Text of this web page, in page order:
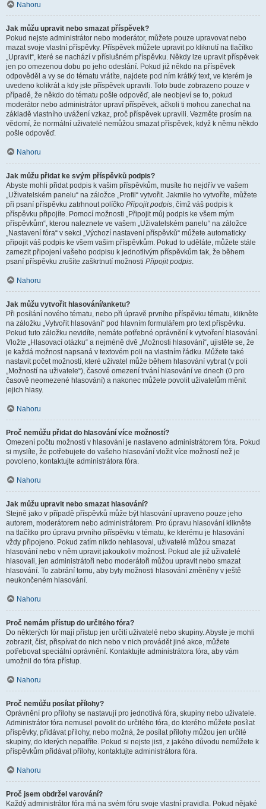
Nahoru
Jak můžu upravit nebo smazat příspěvek?
Pokud nejste administrátor nebo moderátor, můžete pouze upravovat nebo
mazat svoje vlastní příspěvky. Příspěvek můžete upravit po kliknutí na tlačítko
„Upravit“, které se nachází v příslušném příspěvku. Někdy lze upravit příspěvek
jen po omezenou dobu po jeho odeslání. Pokud již někdo na příspěvek
odpověděl a vy se do tématu vrátíte, najdete pod ním krátký text, ve kterém je
uvedeno kolikrát a kdy jste příspěvek upravili. Toto bude zobrazeno pouze v
případě, že někdo do tématu pošle odpověď, ale neobjeví se to, pokud
moderátor nebo administrátor upraví příspěvek, ačkoli ti mohou zanechat na
základě vlastního uvážení vzkaz, proč příspěvek upravili. Vezměte prosím na
vědomí, že normální uživatelé nemůžou smazat příspěvek, když k němu někdo
pošle odpověď.
Nahoru
Jak můžu přidat ke svým příspěvků podpis?
Abyste mohli přidat podpis k vašim příspěvkům, musíte ho nejdřív ve vašem
„Uživatelském panelu“ na záložce „Profil“ vytvořit. Jakmile ho vytvoříte, můžete
při psaní příspěvku zatrhnout políčko Připojit podpis, čímž váš podpis k
příspěvku připojíte. Pomocí možnosti „Připojit můj podpis ke všem mým
příspěvkům“, kterou naleznete ve vašem „Uživatelském panelu“ na záložce
„Nastavení fóra“ v sekci „Výchozí nastavení příspěvků“ můžete automaticky
připojit váš podpis ke všem vašim příspěvkům. Pokud to uděláte, můžete stále
zamezit připojení vašeho podpisu k jednotlivým příspěvkům tak, že během
psaní příspěvku zrušíte zaškrtnutí možnosti Připojit podpis.
Nahoru
Jak můžu vytvořit hlasování/anketu?
Při posílání nového tématu, nebo při úpravě prvního příspěvku tématu, klikněte
na záložku „Vytvořit hlasování“ pod hlavním formulářem pro text příspěvku.
Pokud tuto záložku nevidíte, nemáte potřebné oprávnění k vytvoření hlasování.
Vložte „Hlasovací otázku“ a nejméně dvě „Možnosti hlasování“, ujistěte se, že
je každá možnost napsaná v textovém poli na vlastním řádku. Můžete také
nastavit počet možností, které uživatel může během hlasování vybrat (v poli
„Možností na uživatele“), časové omezení trvání hlasování ve dnech (0 pro
časově neomezené hlasování) a nakonec můžete povolit uživatelům měnit
jejich hlasy.
Nahoru
Proč nemůžu přidat do hlasování více možností?
Omezení počtu možností v hlasování je nastaveno administrátorem fóra. Pokud
si myslíte, že potřebujete do vašeho hlasování vložit více možností než je
povoleno, kontaktujte administrátora fóra.
Nahoru
Jak můžu upravit nebo smazat hlasování?
Stejně jako v případě příspěvků může být hlasování upraveno pouze jeho
autorem, moderátorem nebo administrátorem. Pro úpravu hlasování klikněte
na tlačítko pro úpravu prvního příspěvku v tématu, ke kterému je hlasování
vždy připojeno. Pokud zatím nikdo nehlasoval, uživatelé můžou smazat
hlasování nebo v něm upravit jakoukoliv možnost. Pokud ale již uživatelé
hlasovali, jen administrátoři nebo moderátoři můžou upravit nebo smazat
hlasování. To zabrání tomu, aby byly možnosti hlasování změněny v ještě
neukončeném hlasování.
Nahoru
Proč nemám přístup do určitého fóra?
Do některých fór mají přístup jen určití uživatelé nebo skupiny. Abyste je mohli
zobrazit, číst, přispívat do nich nebo v nich provádět jiné akce, můžete
potřebovat speciální oprávnění. Kontaktujte administrátora fóra, aby vám
umožnil do fóra přístup.
Nahoru
Proč nemůžu posílat přílohy?
Oprávnění pro přílohy se nastavují pro jednotlivá fóra, skupiny nebo uživatele.
Administrátor fóra nemusel povolit do určitého fóra, do kterého můžete posílat
příspěvky, přidávat přílohy, nebo možná, že posílat přílohy můžou jen určité
skupiny, do kterých nepatříte. Pokud si nejste jisti, z jakého důvodu nemůžete k
příspěvkům přidávat přílohy, kontaktujte administrátora fóra.
Nahoru
Proč jsem obdržel varování?
Každý administrátor fóra má na svém fóru svoje vlastní pravidla. Pokud nějaké